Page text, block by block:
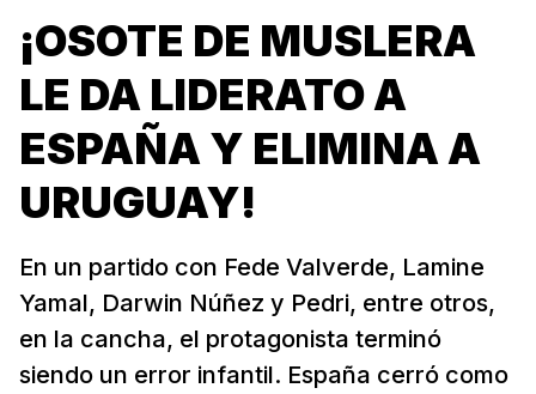
¡OSOTE DE MUSLERA
LE DA LIDERATO A
ESPAÑA Y ELIMINA A
URUGUAY!
En un partido con Fede Valverde, Lamine
Yamal, Darwin Núñez y Pedri, entre otros,
en la cancha, el protagonista terminó
siendo un error infantil. España cerró como